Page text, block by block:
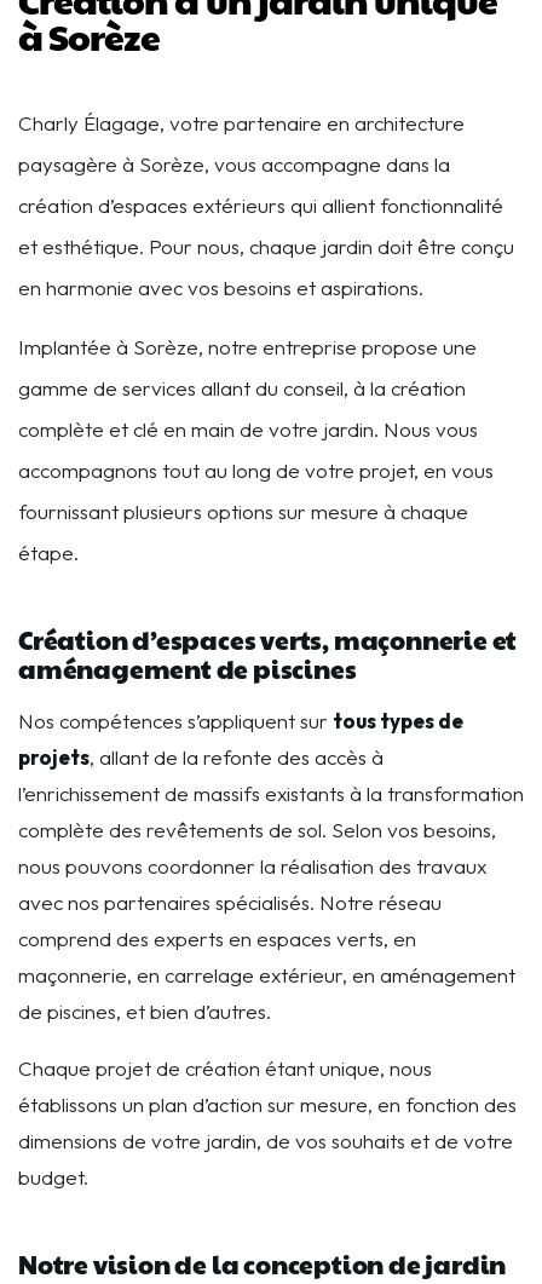
à Sorèze
Charly Élagage, votre partenaire en architecture
paysagère à Sorèze, vous accompagne dans la
création d’espaces extérieurs qui allient fonctionnalité
et esthétique. Pour nous, chaque jardin doit être conçu
en harmonie avec vos besoins et aspirations.
Implantée à Sorèze, notre entreprise propose une
gamme de services allant du conseil, à la création
complète et clé en main de votre jardin. Nous vous
accompagnons tout au long de votre projet, en vous
fournissant plusieurs options sur mesure à chaque
étape.
Création d’espaces verts, maçonnerie et
aménagement de piscines
Nos compétences s’appliquent sur tous types de
projets, allant de la refonte des accès à
l’enrichissement de massifs existants à la transformation
complète des revêtements de sol. Selon vos besoins,
nous pouvons coordonner la réalisation des travaux
avec nos partenaires spécialisés. Notre réseau
comprend des experts en espaces verts, en
maçonnerie, en carrelage extérieur, en aménagement
de piscines, et bien d’autres.
Chaque projet de création étant unique, nous
établissons un plan d’action sur mesure, en fonction des
dimensions de votre jardin, de vos souhaits et de votre
budget.
Notre vision de la conception de jardin